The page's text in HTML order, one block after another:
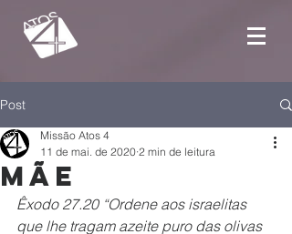
Post
Mãe
Missão Atos 4
11 de mai. de 2020 2 min de leitura
Êxodo 27.20 “Ordene aos israelitas
que lhe tragam azeite puro das olivas